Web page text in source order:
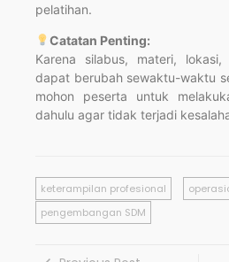
pelatihan.
Catatan Penting:
Karena silabus, materi,
dapat berubah sewaktu-waktu
mohon peserta untuk
dahulu agar tidak terjadi
keterampilan profesional
pengembangan SDM